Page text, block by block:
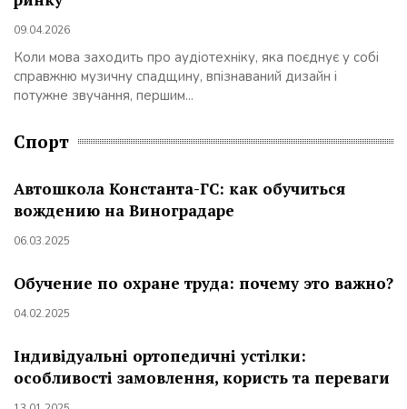
09.04.2026
Коли мова заходить про аудіотехніку, яка поєднує у собі
справжню музичну спадщину, впізнаваний дизайн і
потужне звучання, першим...
Спорт
Автошкола Константа-ГС: как обучиться
вождению на Виноградаре
06.03.2025
Обучение по охране труда: почему это важно?
04.02.2025
Індивідуальні ортопедичні устілки:
особливості замовлення, користь та переваги